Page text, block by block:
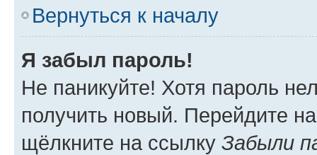
Вернуться к началу
Я забыл пароль!
Не паникуйте! Хотя пароль
получить новый. Перейдите
щёлкните на ссылку Забыли